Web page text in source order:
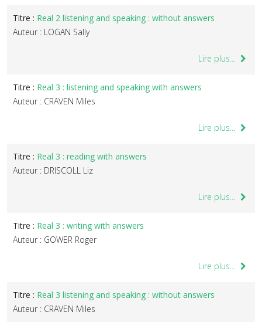
Titre : Real 2 listening and speaking : without answers
Auteur : LOGAN Sally
Lire plus...
Titre : Real 3 : listening and speaking with answers
Auteur : CRAVEN Miles
Lire plus...
Titre : Real 3 : reading with answers
Auteur : DRISCOLL Liz
Lire plus...
Titre : Real 3 : writing with answers
Auteur : GOWER Roger
Lire plus...
Titre : Real 3 listening and speaking : without answers
Auteur : CRAVEN Miles